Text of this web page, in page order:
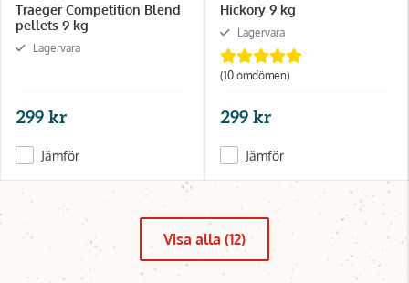
Traeger Competition Blend
pellets 9 kg
Lagervara
299 kr
Jämför
Hickory 9 kg
Lagervara
(10 omdömen)
299 kr
Jämför
Visa alla (12)